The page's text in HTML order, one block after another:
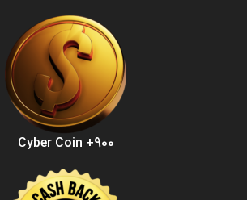
900+ Cyber Coin